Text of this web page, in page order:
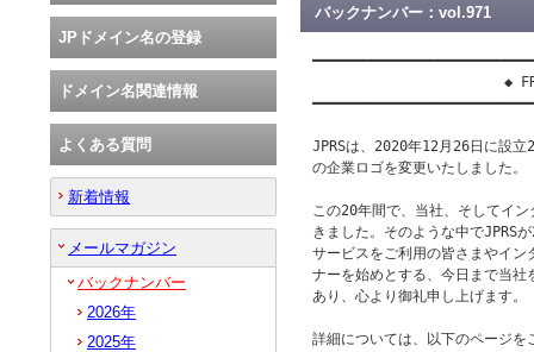
バックナンバー：vol.971
◆
JPRSは、2020年12月26日に設立
の企業ロゴを変更いたしました。
この20年間で、当社、そしてイ
きました。そのような中でJPRS
サービスをご利用の皆さまやイ
ナーを始めとする、今日まで当
あり、心より御礼申し上げます。
詳細については、以下のページを
JPドメイン名の登録
ドメイン名関連情報
よくある質問
新着情報
メールマガジン
バックナンバー
2026年
2025年